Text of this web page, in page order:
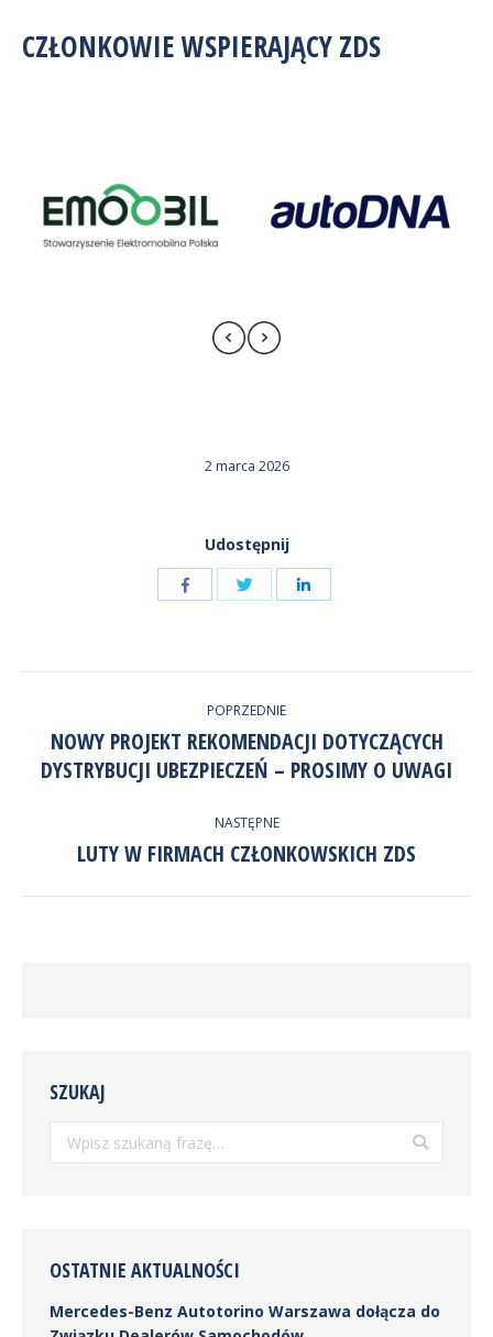
CZŁONKOWIE WSPIERAJĄCY ZDS
2 marca 2026
Udostępnij
Udostępnij
przez
Twitter
Udostępnij
WPISÓW
POPRZEDNIE
Poprzedni
wpis:
NOWY PROJEKT REKOMENDACJI DOTYCZĄCYCH
DYSTRYBUCJI UBEZPIECZEŃ – PROSIMY O UWAGI
NASTĘPNE
Następny
LUTY W FIRMACH CZŁONKOWSKICH ZDS
SZUKAJ
OSTATNIE AKTUALNOŚCI
Mercedes-Benz Autotorino Warszawa dołącza do